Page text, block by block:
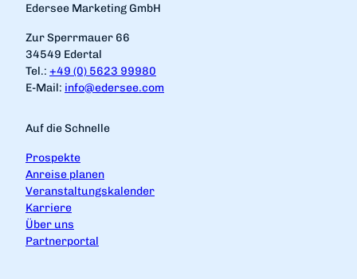
Edersee Marketing GmbH
Zur Sperrmauer 66
34549 Edertal
Tel.: +49 (0) 5623 99980
E-Mail: info@edersee.com
Auf die Schnelle
Prospekte
Anreise planen
Veranstaltungskalender
Karriere
Über uns
Partnerportal